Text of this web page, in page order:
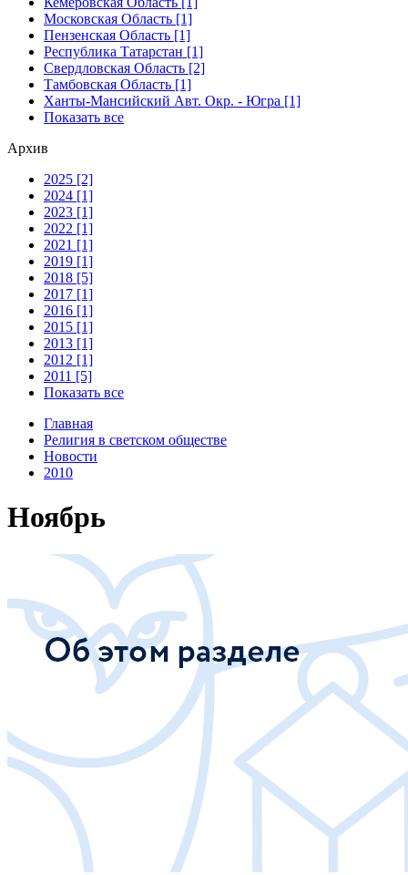
Московская Область [1]
Пензенская Область [1]
Республика Татарстан [1]
Свердловская Область [2]
Тамбовская Область [1]
Ханты-Мансийский Авт. Окр. - Югра [1]
Показать все
Архив
2025 [2]
2024 [1]
2023 [1]
2022 [1]
2021 [1]
2019 [1]
2018 [5]
2017 [1]
2016 [1]
2015 [1]
2013 [1]
2012 [1]
2011 [5]
Показать все
Главная
Религия в светском обществе
Новости
2010
Ноябрь